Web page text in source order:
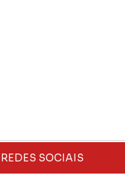
REDES SOCIAIS